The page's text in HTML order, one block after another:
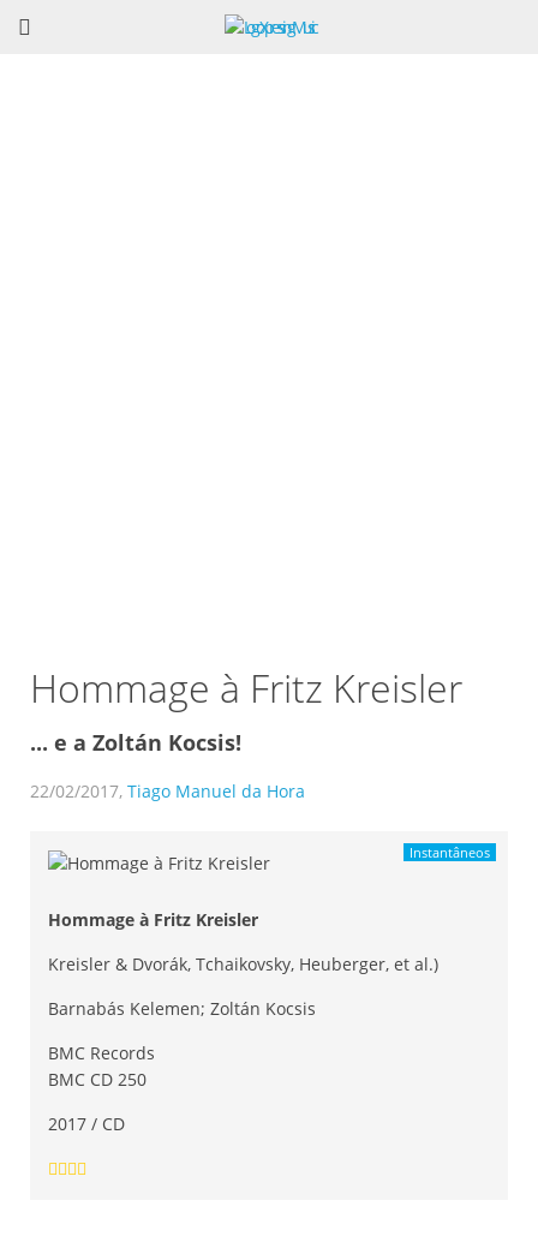
Hommage à Fritz Kreisler
... e a Zoltán Kocsis!
22/02/2017, Tiago Manuel da Hora
Instantâneos
Hommage à Fritz Kreisler
Kreisler & Dvorák, Tchaikovsky, Heuberger, et al.)
Barnabás Kelemen; Zoltán Kocsis
BMC Records
BMC CD 250
2017 / CD